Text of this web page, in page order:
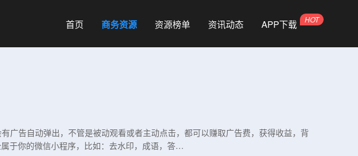
首页 商务资源 资源榜单 资讯动态 APP下载
广告自动弹出，不管是被动观看或者主动点击，都可以赚取广告费，获得收益，背
于你的微信小程序，比如：去水印，成语，答…